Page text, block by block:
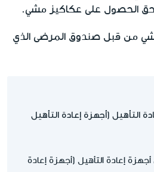
الحصول على عكاكيز مشي.
من قبل صندوق المرضى الذي
التأهيل (أجهزة إعادة التأهيل
إعادة التأهيل (أجهزة إعادة